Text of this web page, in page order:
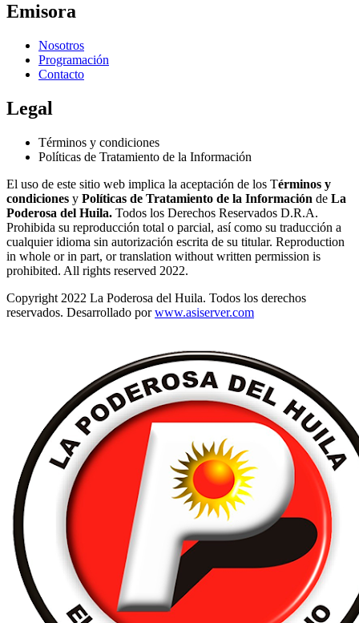
Emisora
Nosotros
Programación
Contacto
Legal
Términos y condiciones
Políticas de Tratamiento de la Información
El uso de este sitio web implica la aceptación de los Términos y
condiciones y Políticas de Tratamiento de la Información de La
Poderosa del Huila. Todos los Derechos Reservados D.R.A.
Prohibida su reproducción total o parcial, así como su traducción a
cualquier idioma sin autorización escrita de su titular. Reproduction
in whole or in part, or translation without written permission is
prohibited. All rights reserved 2022.
Copyright 2022 La Poderosa del Huila. Todos los derechos
reservados. Desarrollado porwww.asiserver.com